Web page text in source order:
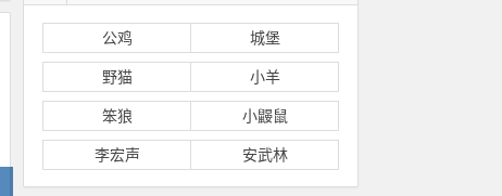
公鸡 城堡
野猫 小羊
笨狼 小鼹鼠
李宏声 安武林